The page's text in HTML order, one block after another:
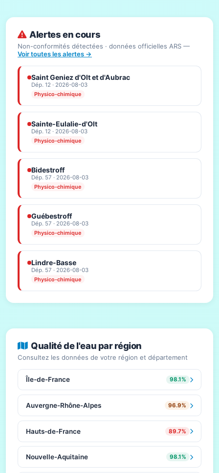
Alertes en cours
Non-conformités détectées · données officielles ARS —
Voir toutes les alertes →
Saint Geniez d'Olt et d'Aubrac
Dép. 12 · 2026-08-03
Physico-chimique
Sainte-Eulalie-d'Olt
Dép. 12 · 2026-08-03
Physico-chimique
Bidestroff
Dép. 57 · 2026-08-03
Physico-chimique
Guébestroff
Dép. 57 · 2026-08-03
Physico-chimique
Lindre-Basse
Dép. 57 · 2026-08-03
Physico-chimique
Qualité de l'eau par région
Consultez les données de votre région et département
Île-de-France 98.1%
Auvergne-Rhône-Alpes 96.9%
Hauts-de-France 89.7%
Nouvelle-Aquitaine 98.1%